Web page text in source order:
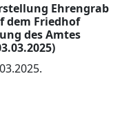
Ehrengrab
dem Friedhof
des Amtes